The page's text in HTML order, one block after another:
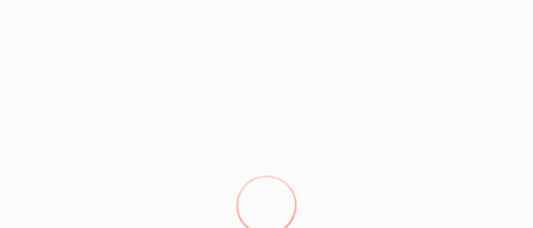
Restaurant - Lareira Portuguesa,